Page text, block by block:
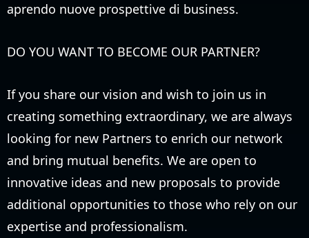
aprendo nuove prospettive di business.
DO YOU WANT TO BECOME OUR PARTNER?
If you share our vision and wish to join us in
creating something extraordinary, we are always
looking for new Partners to enrich our network
and bring mutual benefits. We are open to
innovative ideas and new proposals to provide
additional opportunities to those who rely on our
expertise and professionalism.